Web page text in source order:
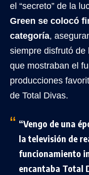
el “secreto” de la
Green se colocó
categoría,
siempre disfrutó de
que mostraban el
producciones
de Total Divas.
“Vengo de una
la televisión de
funcionamiento
encantaba Total